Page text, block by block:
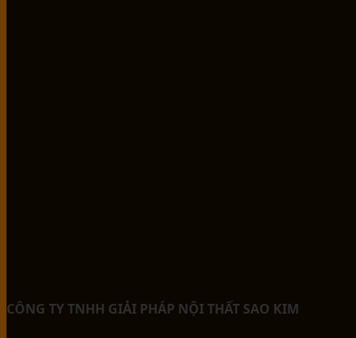
CÔNG TY TNHH GIẢI PHÁP NỘI THẤT SAO KIM